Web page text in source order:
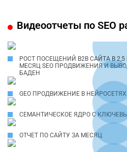
Видеоотчеты по SEO
РОСТ ПОСЕЩЕНИЙ B2B САЙТА В
МЕСЯЦ SEO ПРОДВИЖЕНИЯ И
БАДЕН
GEO ПРОДВИЖЕНИЕ В
СЕМАНТИЧЕСКОЕ ЯДРО С
ОТЧЕТ ПО САЙТУ ЗА МЕСЯЦ